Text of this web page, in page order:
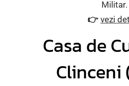
Militar.
👉 vezi
Casa de
Clinceni